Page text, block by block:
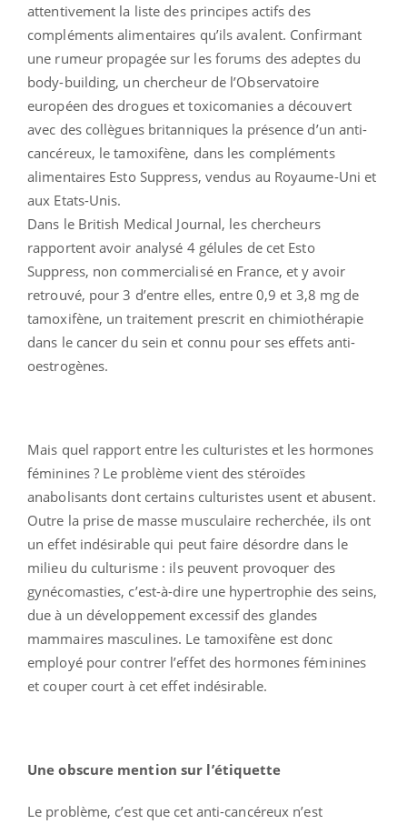
attentivement la liste des principes actifs des
compléments alimentaires qu’ils avalent. Confirmant
une rumeur propagée sur les forums des adeptes du
body-building, un chercheur de l’Observatoire
européen des drogues et toxicomanies a découvert
avec des collègues britanniques la présence d’un anti-
cancéreux, le tamoxifène, dans les compléments
alimentaires Esto Suppress, vendus au Royaume-Uni et
aux Etats-Unis.
Dans le British Medical Journal, les chercheurs
rapportent avoir analysé 4 gélules de cet Esto
Suppress, non commercialisé en France, et y avoir
retrouvé, pour 3 d’entre elles, entre 0,9 et 3,8 mg de
tamoxifène, un traitement prescrit en chimiothérapie
dans le cancer du sein et connu pour ses effets anti-
oestrogènes.
Mais quel rapport entre les culturistes et les hormones
féminines ? Le problème vient des stéroïdes
anabolisants dont certains culturistes usent et abusent.
Outre la prise de masse musculaire recherchée, ils ont
un effet indésirable qui peut faire désordre dans le
milieu du culturisme : ils peuvent provoquer des
gynécomasties, c’est-à-dire une hypertrophie des seins,
due à un développement excessif des glandes
mammaires masculines. Le tamoxifène est donc
employé pour contrer l’effet des hormones féminines
et couper court à cet effet indésirable.
Une obscure mention sur l’étiquette
Le problème, c’est que cet anti-cancéreux n’est